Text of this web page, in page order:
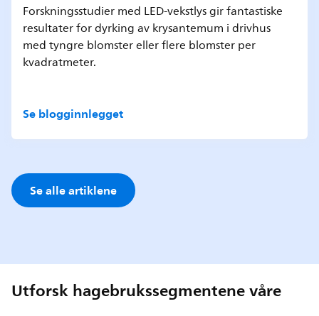
Forskningsstudier med LED-vekstlys gir fantastiske
resultater for dyrking av krysantemum i drivhus
med tyngre blomster eller flere blomster per
kvadratmeter.
Se blogginnlegget
Se alle artiklene
Utforsk hagebrukssegmentene våre